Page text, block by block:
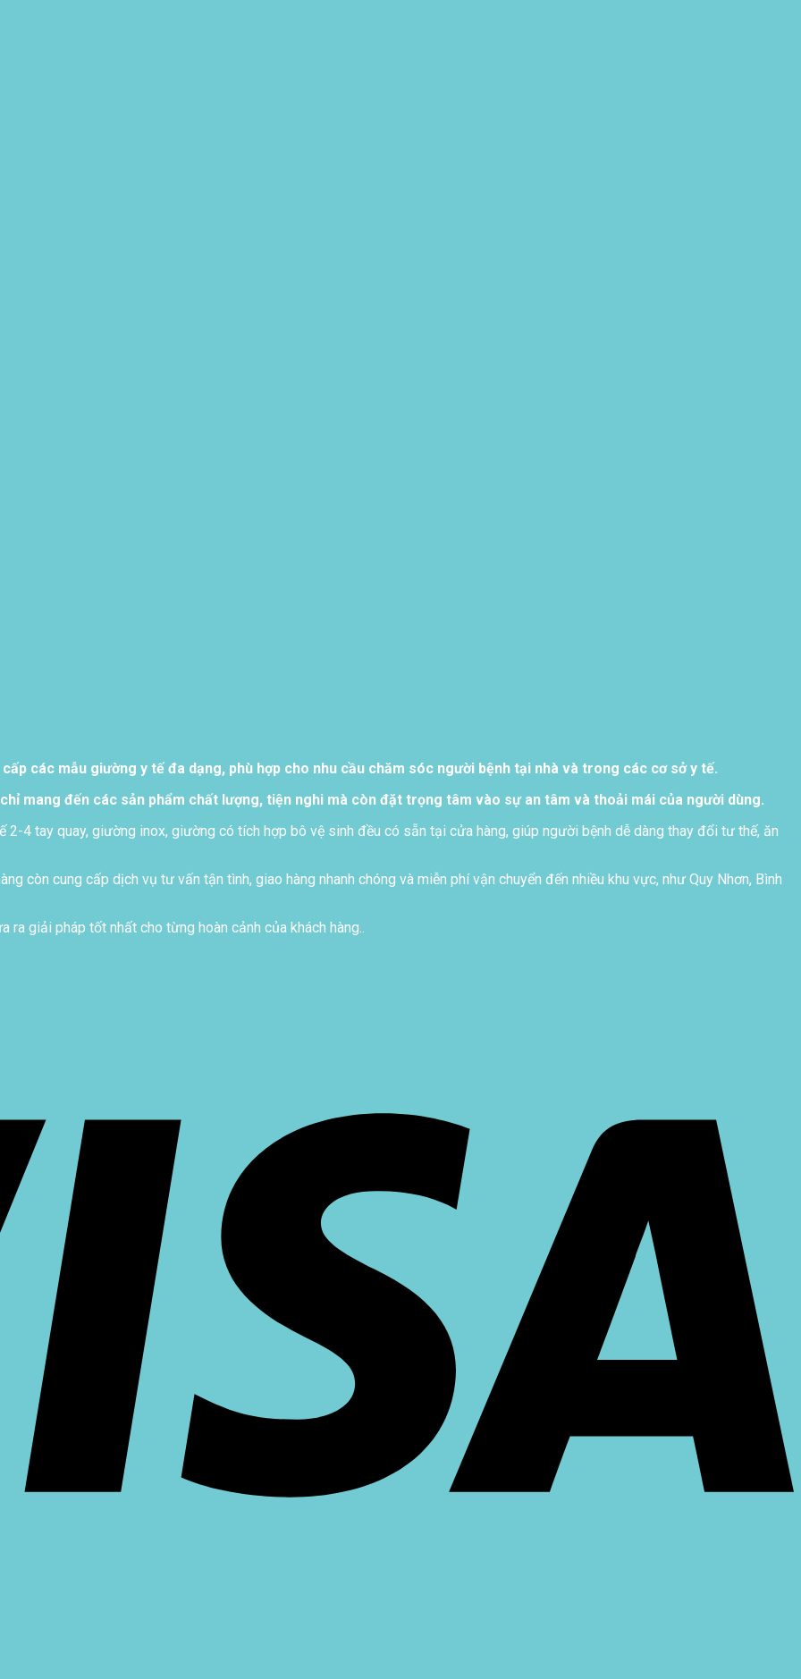
các mẫu giường y tế đa dạng, phù hợp cho nhu cầu chăm sóc người bệnh tại nhà và trong các cơ sở y tế.
mang đến các sản phẩm chất lượng, tiện nghi mà còn đặt trọng tâm vào sự an tâm và thoải mái của người dùng.
4 tay quay, giường inox, giường có tích hợp bô vệ sinh đều có sẵn tại cửa hàng, giúp người bệnh dễ dàng thay đổi tư thế, ăn
còn cung cấp dịch vụ tư vấn tận tình, giao hàng nhanh chóng và miễn phí vận chuyển đến nhiều khu vực, như Quy Nhơn, Bình
giải pháp tốt nhất cho từng hoàn cảnh của khách hàng..